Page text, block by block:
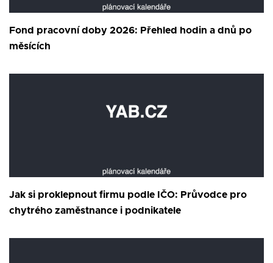
Fond pracovní doby 2026: Přehled hodin a dnů po
měsících
Jak si proklepnout firmu podle IČO: Průvodce pro
chytrého zaměstnance i podnikatele